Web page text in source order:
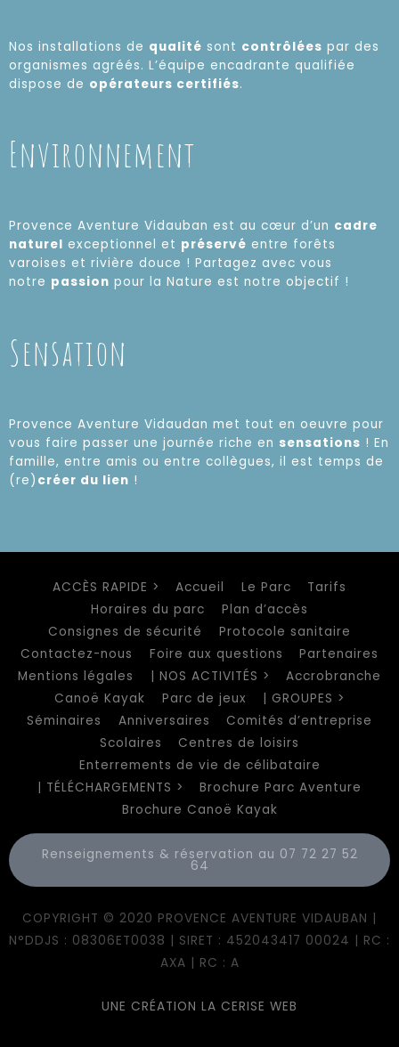
Nos installations de qualité sont contrôlées par des
organismes agréés. L’équipe encadrante qualifiée
dispose de opérateurs certifiés.
Environnement
Provence Aventure Vidauban est au cœur d’un cadre
naturel exceptionnel et préservé entre forêts
varoises et rivière douce ! Partagez avec vous
notre passion pour la Nature est notre objectif !
Sensation
Provence Aventure Vidaudan met tout en oeuvre pour
vous faire passer une journée riche en sensations ! En
famille, entre amis ou entre collègues, il est temps de
(re) créer du lien !
ACCÈS RAPIDE > Accueil Le Parc
Tarifs
Horaires du parc
Plan d’accès
Consignes de sécurité
Protocole sanitaire
Contactez-nous
Foire aux questions
Partenaires
Mentions légales
| NOS ACTIVITÉS >
Accrobranche
Canoë Kayak
Parc de jeux
| GROUPES >
Séminaires
Anniversaires
Comités d’entreprise
Scolaires
Centres de loisirs
Enterrements de vie de célibataire
| TÉLÉCHARGEMENTS >
Brochure Parc Aventure
Brochure Canoë Kayak
Renseignements & réservation au 07 72 27 52
64
COPYRIGHT © 2020 PROVENCE AVENTURE VIDAUBAN |
N°DDJS : 08306ET0038 | SIRET : 452043417 00024 | RC :
AXA | RC : A
UNE CRÉATION LA CERISE WEB